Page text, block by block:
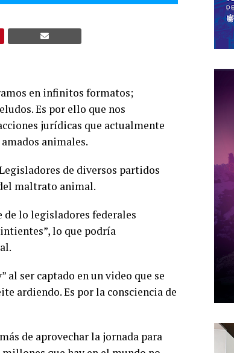
en infinitos formatos;
Es por ello que nos
jurídicas que actualmente
animales.
de diversos partidos
maltrato animal.
de lo legisladores federales
lo que podría
al ser captado en un video que se
ardiendo. Es por la consciencia de
de aprovechar la jornada para